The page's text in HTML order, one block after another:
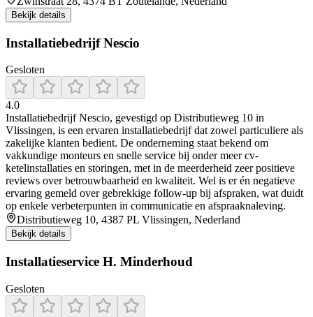
Bekijk details
Installatiebedrijf Nescio
Gesloten
4.0
Installatiebedrijf Nescio, gevestigd op Distributieweg 10 in
Vlissingen, is een ervaren installatiebedrijf dat zowel particuliere als
zakelijke klanten bedient. De onderneming staat bekend om
vakkundige monteurs en snelle service bij onder meer cv-
ketelinstallaties en storingen, met in de meerderheid zeer positieve
reviews over betrouwbaarheid en kwaliteit. Wel is er én negatieve
ervaring gemeld over gebrekkige follow‑up bij afspraken, wat duidt
op enkele verbeterpunten in communicatie en afspraaknaleving.
Distributieweg 10, 4387 PL Vlissingen, Nederland
Bekijk details
Installatieservice H. Minderhoud
Gesloten